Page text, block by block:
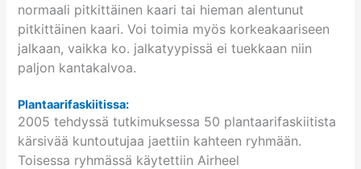
normaali pitkittäinen kaari tai hieman alentunut
pitkittäinen kaari. Voi toimia myös korkeakaariseen
jalkaan, vaikka ko. jalkatyypissä ei tuekkaan niin
paljon kantakalvoa.
Plantaarifaskiitissa:
2005 tehdyssä tutkimuksessa 50 plantaarifaskiitista
kärsivää kuntoutujaa jaettiin kahteen ryhmään.
Toisessa ryhmässä käytettiin Airheel